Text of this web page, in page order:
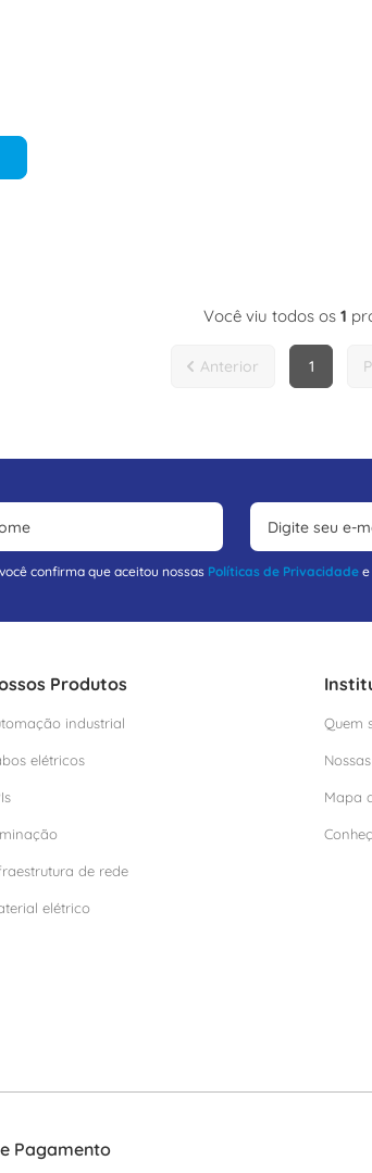
Você viu todos os 1
1
confirma que aceitou nossas Políticas de Privacidade
Produtos
industrial
elétricos
de rede
elétrico
Quem
Mapa
Pagamento